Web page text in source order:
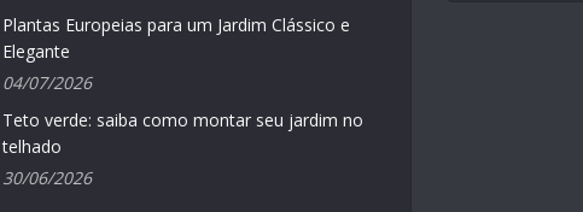
Plantas Europeias para um Jardim Clássico e
Elegante
04/07/2026
Teto verde: saiba como montar seu jardim no
telhado
30/06/2026